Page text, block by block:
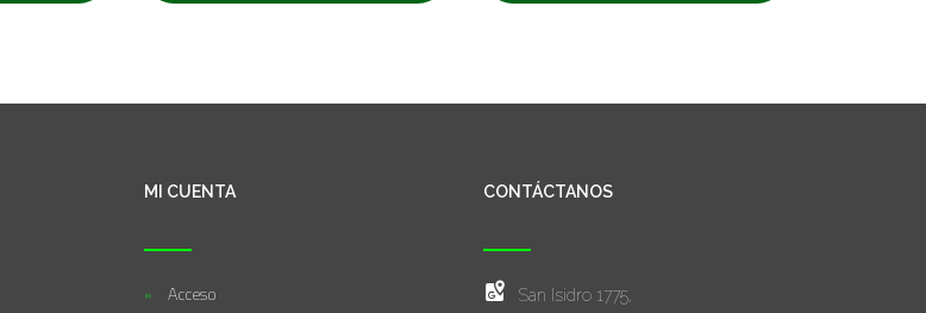
MI CUENTA
Acceso
CONTÁCTANOS
San Isidro 1775,